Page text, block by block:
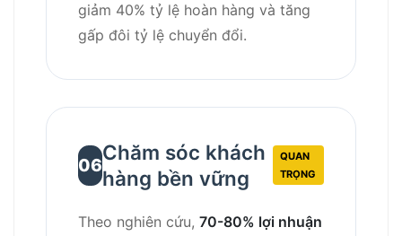
giảm 40% tỷ lệ hoàn hàng và tăng
gấp đôi tỷ lệ chuyển đổi.
06
Chăm sóc khách
hàng bền vững
QUAN
TRỌNG
Theo nghiên cứu, 70-80% lợi nhuận